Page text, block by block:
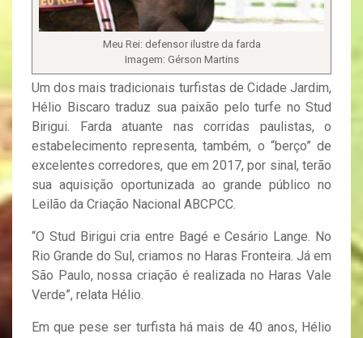
Meu Rei: defensor ilustre da farda
Imagem: Gérson Martins
Um dos mais tradicionais turfistas de Cidade Jardim,
Hélio Biscaro traduz sua paixão pelo turfe no Stud
Birigui. Farda atuante nas corridas paulistas, o
estabelecimento representa, também, o “berço” de
excelentes corredores, que em 2017, por sinal, terão
sua aquisição oportunizada ao grande público no
Leilão da Criação Nacional ABCPCC.
“O Stud Birigui cria entre Bagé e Cesário Lange. No
Rio Grande do Sul, criamos no Haras Fronteira. Já em
São Paulo, nossa criação é realizada no Haras Vale
Verde”, relata Hélio.
Em que pese ser turfista há mais de 40 anos, Hélio